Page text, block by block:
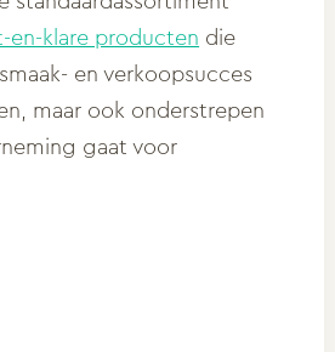
en-klare producten die
en verkoopsucces
maar ook onderstrepen
gaat voor